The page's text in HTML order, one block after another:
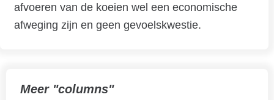
afvoeren van de koeien wel een economische
afweging zijn en geen gevoelskwestie.
Meer "columns"